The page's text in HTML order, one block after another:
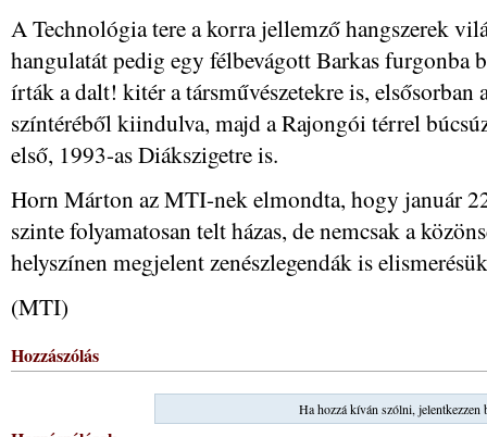
A Technológia tere a korra jellemző hangszerek
hangulatát pedig egy félbevágott Barkas furgonba
írták a dalt! kitér a társművészetekre is, elsősorban
színtéréből kiindulva, majd a Rajongói térrel
első, 1993-as Diákszigetre is.
Horn Márton az MTI-nek elmondta, hogy január
szinte folyamatosan telt házas, de nemcsak a
helyszínen megjelent zenészlegendák is
(MTI)
Hozzászólás
Ha hozzá kíván szólni, jelentkezzen